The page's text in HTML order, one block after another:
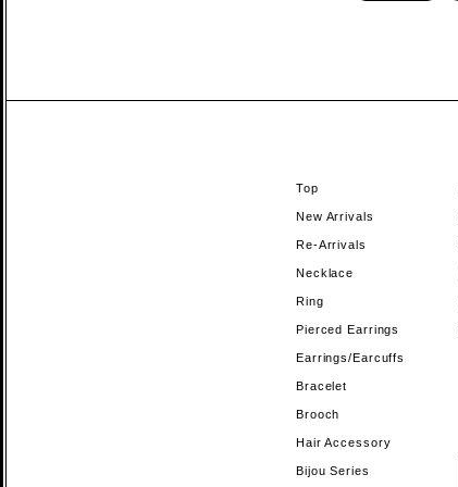
Top
New Arrivals
Re-Arrivals
Necklace
Ring
Pierced Earrings
Earrings/Earcuffs
Bracelet
Brooch
Hair Accessory
Bijou Series